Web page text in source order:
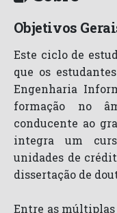
Objetivos
Este ciclo de
que os
Engenharia
formação no
conducente ao
integra um
unidades de
dissertação de
Entre as